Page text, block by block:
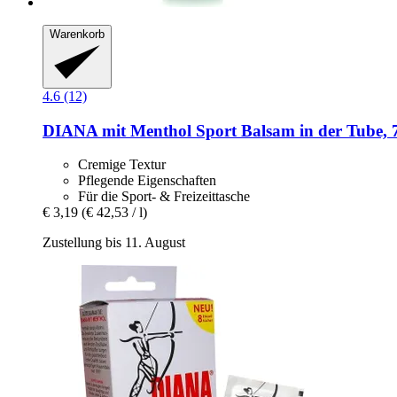
Warenkorb
4.6 (12)
DIANA mit Menthol Sport Balsam in der Tube,
Cremige Textur
Pflegende Eigenschaften
Für die Sport- & Freizeittasche
€ 3,19 (€ 42,53 / l)
Zustellung bis 11. August